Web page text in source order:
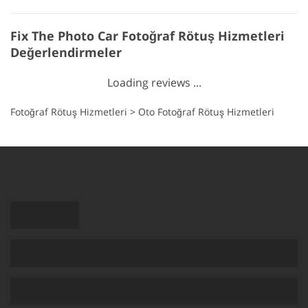
Fix The Photo Car Fotoğraf Rötuş Hizmetleri
Değerlendirmeler
Loading reviews ...
Fotoğraf Rötuş Hizmetleri > Oto Fotoğraf Rötuş Hizmetleri